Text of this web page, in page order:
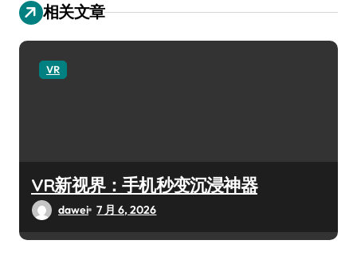
相关文章
VR
VR新视界：手机秒变沉浸神器
dawei 7 月 6, 2026